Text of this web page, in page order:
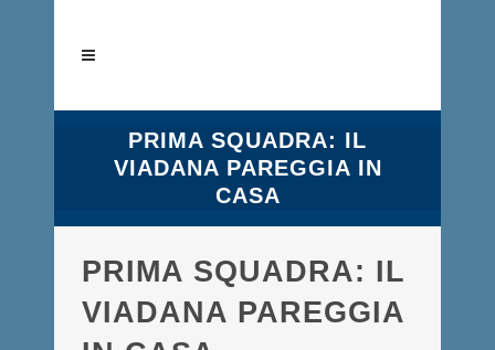
PRIMA SQUADRA: IL
VIADANA PAREGGIA IN
CASA
PRIMA SQUADRA: IL
VIADANA PAREGGIA